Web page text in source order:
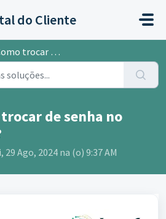
do Cliente
de senha no Portal Leef?
trocar de senha no
Ago, 2024 na (o) 9:37 AM